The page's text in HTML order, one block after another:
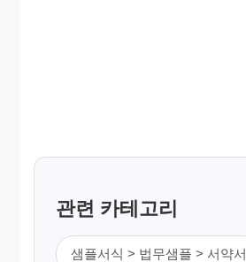
관련 카테고리
샘플서식 > 법무샘플 > 서약서